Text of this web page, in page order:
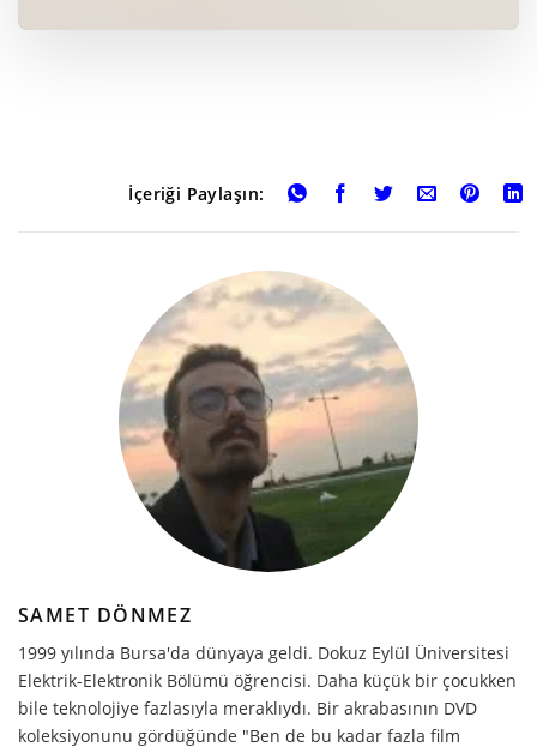
İçeriği Paylaşın:
SAMET DÖNMEZ
1999 yılında Bursa'da dünyaya geldi. Dokuz Eylül Üniversitesi
Elektrik-Elektronik Bölümü öğrencisi. Daha küçük bir çocukken
bile teknolojiye fazlasıyla meraklıydı. Bir akrabasının DVD
koleksiyonunu gördüğünde "Ben de bu kadar fazla film